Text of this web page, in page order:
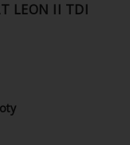
LEON II TDI